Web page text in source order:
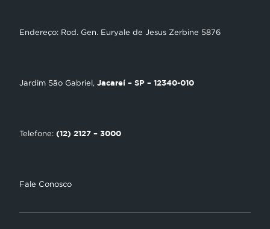
Endereço: Rod. Gen. Euryale de Jesus Zerbine 5876
Jardim São Gabriel, Jacareí – SP – 12340-010
Telefone: (12) 2127 – 3000
Fale Conosco